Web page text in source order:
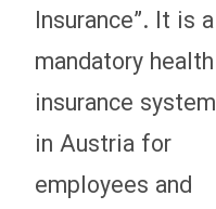
Insurance”. It is a
mandatory health
insurance system
in Austria for
employees and